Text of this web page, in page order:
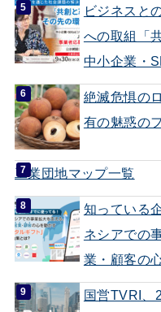
ビジネスと
への取組「
中小企業・
絶滅危惧の
有の魅惑の
工業団地マップ一覧
知っている
ネシアでの
業・顧客の
国営TVRI